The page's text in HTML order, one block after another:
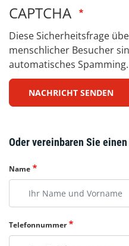
CAPTCHA
Diese Sicherheitsfrage
menschlicher Besucher
automatisches Spamming.
NACHRICHT SENDEN
Oder vereinbaren Sie
Name
Telefonnummer